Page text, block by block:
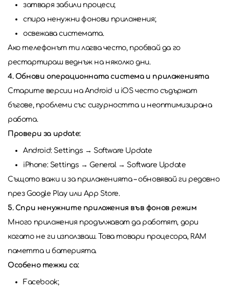
затваря забили процеси;
спира ненужни фонови приложения;
освежава системата.
Ако телефонът ти лагва често, пробвай да го
рестартираш веднъж на няколко дни.
4. Обнови операционната система и приложенията
Старите версии на Android и iOS често съдържат
бъгове, проблеми със сигурността и неоптимизирана
работа.
Провери за update:
Android: Settings → Software Update
iPhone: Settings → General → Software Update
Същото важи и за приложенията – обновявай ги редовно
през Google Play или App Store.
5. Спри ненужните приложения във фонов режим
Много приложения продължават да работят, дори
когато не ги използваш. Това товари процесора, RAM
паметта и батерията.
Особено тежки са:
Facebook;